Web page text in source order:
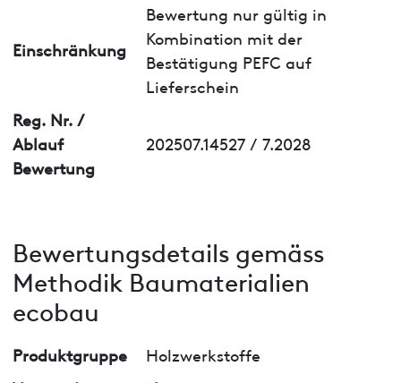
Einschränkung
Bewertung nur gültig in
Kombination mit der
Bestätigung PEFC auf
Lieferschein
Reg. Nr. /
Ablauf
Bewertung
202507.14527 / 7.2028
Bewertungsdetails gemäss
Methodik Baumaterialien
ecobau
Produktgruppe
Holzwerkstoffe